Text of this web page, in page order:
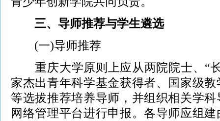
三、导师推荐与学生遴选
(一)导师推荐
重庆大学原则上应从两院院士、“
家杰出青年科学基金获得者、国家级
等选拔推荐培养导师，并组织相关学
网络管理平台进行申报。各导师应组